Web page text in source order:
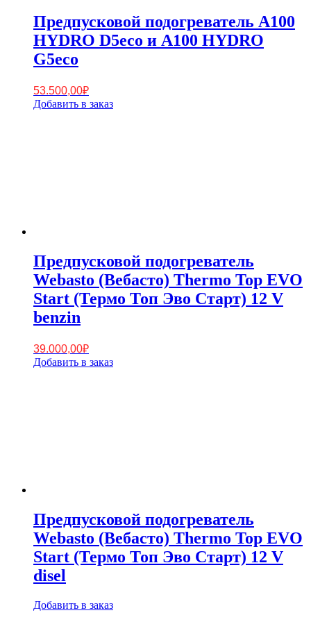
Предпусковой подогреватель A100
HYDRO D5eco и А100 HYDRO
G5eco
53.500,00₽
Добавить в заказ
Предпусковой подогреватель
Webasto (Вебасто) Thermo Top EVO
Start (Термо Топ Эво Старт) 12 V
benzin
39.000,00₽
Добавить в заказ
Предпусковой подогреватель
Webasto (Вебасто) Thermo Top EVO
Start (Термо Топ Эво Старт) 12 V
disel
Добавить в заказ